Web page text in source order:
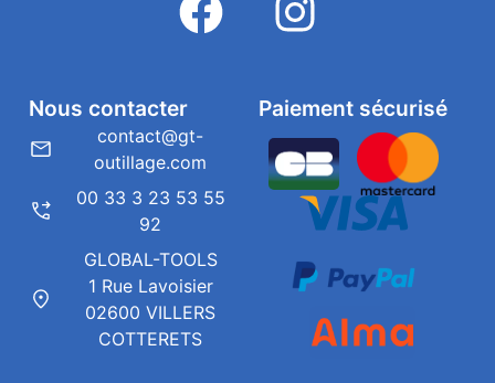
Paiement sécurisé
Nous contacter
contact@gt-
outillage.com
00 33 3 23 53 55
92
GLOBAL-TOOLS
1 Rue Lavoisier
02600 VILLERS
COTTERETS